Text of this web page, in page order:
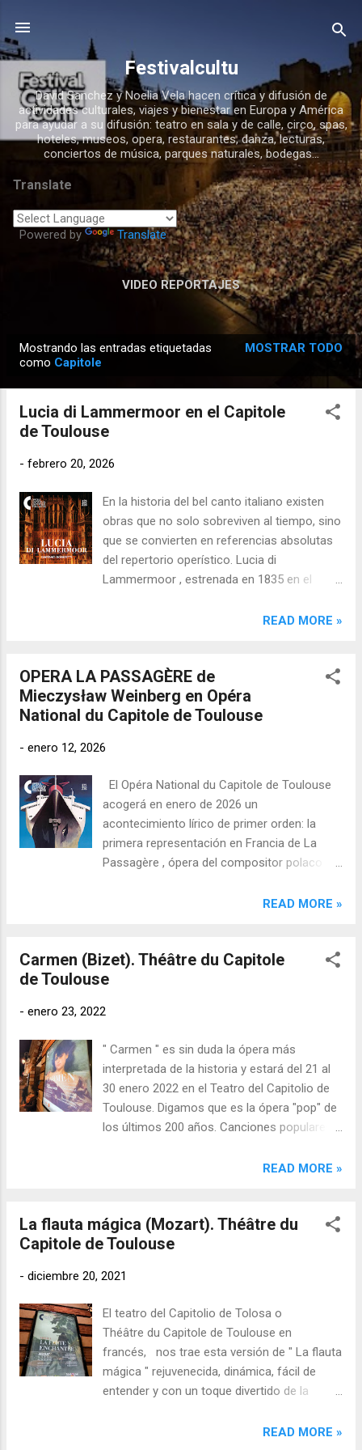
Festivalcultu
David Sanchez y Noelia Vela hacen crítica y difusión de
actividades culturales, viajes y bienestar en Europa y América
para ayudar a su difusión: teatro en sala y de calle, circo, spas,
hoteles, museos, opera, restaurantes, danza, lecturas,
conciertos de música, parques naturales, bodegas...
Translate
Powered by Translate
VIDEO REPORTAJES
Mostrando las entradas etiquetadas
como Capitole
MOSTRAR TODO
Lucia di Lammermoor en el Capitole
de Toulouse
- febrero 20, 2026
En la historia del bel canto italiano existen
obras que no solo sobreviven al tiempo, sino
que se convierten en referencias absolutas
del repertorio operístico. Lucia di
Lammermoor , estrenada en 1835 en el
duda a esa categoría. En la reciente
Donizetti no solo reafirmó su condición de
cumbre del romanticismo italiano, sino que
se convirtió también en un acto de memoria
del bajo-barítono belga José Van Dam .
READ MORE »
OPERA LA PASSAGÈRE de
Mieczysław Weinberg en Opéra
National du Capitole de Toulouse
- enero 12, 2026
El Opéra National du Capitole de Toulouse
acogerá en enero de 2026 un
acontecimiento lírico de primer orden: la
primera representación en Francia de La
Passagère , ópera del compositor polaco
tendrán lugar el viernes 23 de enero (20:00) ,
READ MORE »
Carmen (Bizet). Théâtre du Capitole
de Toulouse
- enero 23, 2022
" Carmen " es sin duda la ópera más
interpretada de la historia y estará del 21 al
30 enero 2022 en el Teatro del Capitolio de
Toulouse. Digamos que es la ópera "pop" de
los últimos 200 años. Canciones populares
Toreador ", o " Canción gitana "... Su historia
quería actuar en el papel de la protagonista
por el miedo que esto significaba: una chica
estar atada a nadie. Crédit : Mirco Magliocca
Esa libertad de espíritu es algo que se ve
normal ahora, entonces no podía entrar en la
cabeza de la gente que iba a ver óperas,
aunque paradójicamente estos mismos
espectadores actuaran como "Carmen" en
la hipocresía humana aparece re...
READ MORE »
La flauta mágica (Mozart). Théâtre du
Capitole de Toulouse
- diciembre 20, 2021
El teatro del Capitolio de Tolosa o
Théâtre du Capitole de Toulouse en
francés, nos trae esta versión de " La flauta
mágica " rejuvenecida, dinámica, fácil de
entender y con un toque divertido de la
concepción, y Frank Beermann en laREAD MORE »